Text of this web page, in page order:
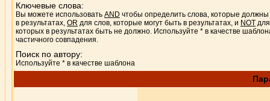
Ключевые слова:
Вы можете использовать AND чтобы определить слова, которые
в результатах, OR для слов, которые могут быть в результатах, и NOT
которых в результатах быть не должно. Используйте * в качестве
частичного совпадения.
Поиск по автору:
Используйте * в качестве шаблона